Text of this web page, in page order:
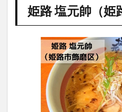
姫路 塩元帥（姫